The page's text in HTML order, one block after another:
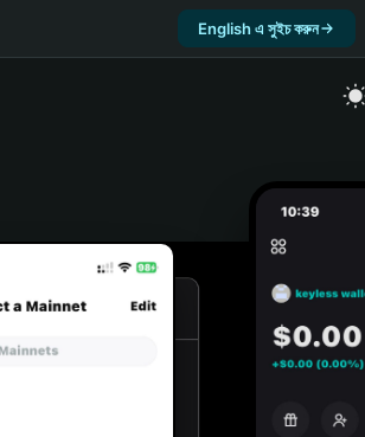
English এ সুইচ করুন